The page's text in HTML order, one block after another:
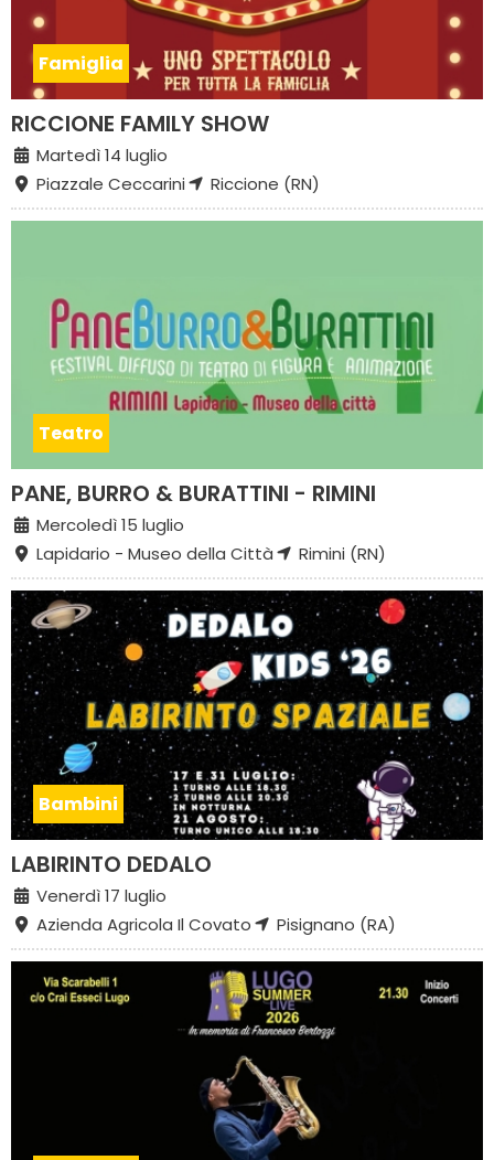
Famiglia
RICCIONE FAMILY SHOW
Martedì 14 luglio
Piazzale Ceccarini
Riccione (RN)
Teatro
PANE, BURRO & BURATTINI - RIMINI
Mercoledì 15 luglio
Lapidario - Museo della Città
Rimini (RN)
Bambini
LABIRINTO DEDALO
Venerdì 17 luglio
Azienda Agricola Il Covato
Pisignano (RA)